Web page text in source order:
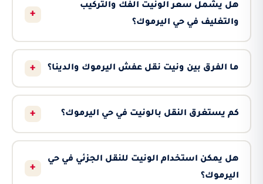
هل يشمل سعر الونيت الفك والتركيب
والتغليف في حي اليرموك؟
+
ما الفرق بين ونيت نقل عفش اليرموك والدينا؟ +
كم يستغرق النقل بالونيت في حي اليرموك؟ +
هل يمكن استخدام الونيت للنقل الجزئي في حي
اليرموك؟
+